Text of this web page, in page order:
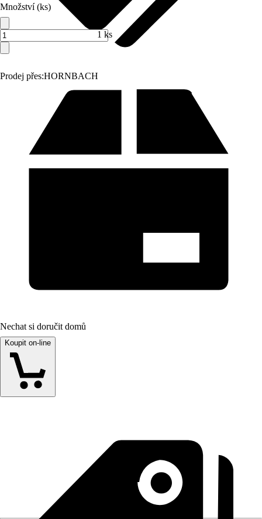
Prodej přes:HORNBACH
Množství (ks)
1 ks
Nechat si doručit domů
Koupit on-line